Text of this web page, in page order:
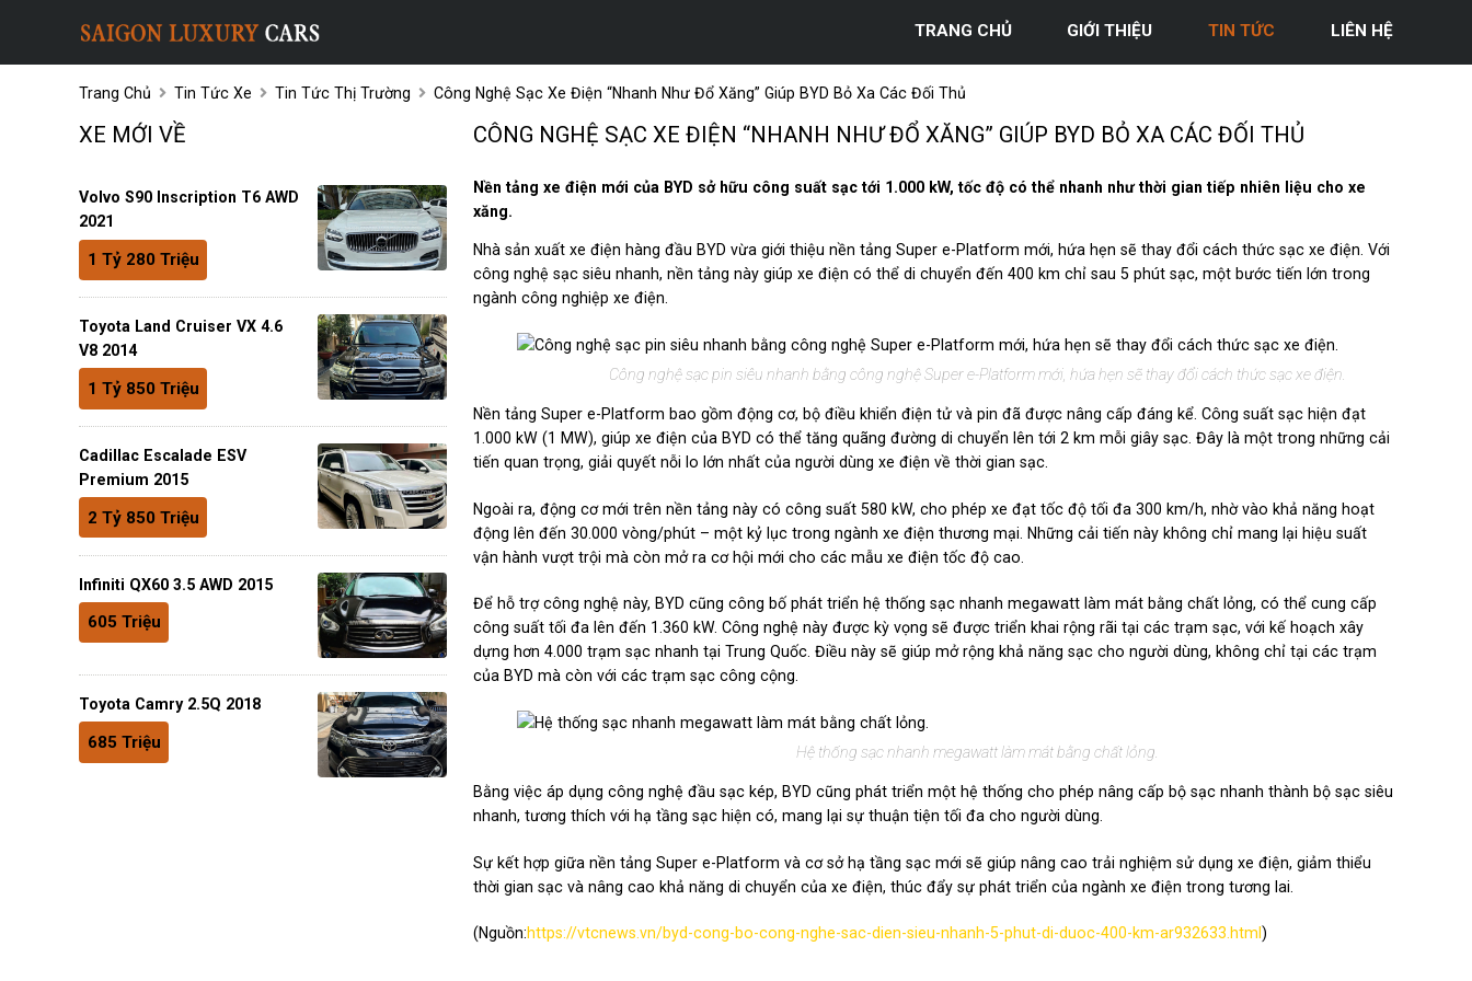
TRANG CHỦ GIỚI THIỆU TIN TỨC LIÊN HỆ
Trang Chủ Tin Tức Xe Tin Tức Thị Trường Công Nghệ Sạc Xe Điện “nhanh Như Đổ Xăng” Giúp BYD Bỏ Xa Các Đối Thủ
CÔNG NGHỆ SẠC XE ĐIỆN “NHANH NHƯ ĐỔ XĂNG” GIÚP BYD BỎ XA CÁC ĐỐI THỦ
Nền tảng xe điện mới của BYD sở hữu công suất sạc tới 1.000 kW, tốc độ có thể nhanh như thời gian tiếp nhiên liệu cho xe
xăng.
Nhà sản xuất xe điện hàng đầu BYD vừa giới thiệu nền tảng Super e-Platform mới, hứa hẹn sẽ thay đổi cách thức sạc xe điện. Với
công nghệ sạc siêu nhanh, nền tảng này giúp xe điện có thể di chuyển đến 400 km chỉ sau 5 phút sạc, một bước tiến lớn trong
ngành công nghiệp xe điện.
Công nghệ sạc pin siêu nhanh bằng công nghệ Super e-Platform mới, hứa hẹn sẽ thay đổi cách thức sạc xe điện.
Nền tảng Super e-Platform bao gồm động cơ, bộ điều khiển điện tử và pin đã được nâng cấp đáng kể. Công suất sạc hiện đạt
1.000 kW (1 MW), giúp xe điện của BYD có thể tăng quãng đường di chuyển lên tới 2 km mỗi giây sạc. Đây là một trong những cải
tiến quan trọng, giải quyết nỗi lo lớn nhất của người dùng xe điện về thời gian sạc.
Ngoài ra, động cơ mới trên nền tảng này có công suất 580 kW, cho phép xe đạt tốc độ tối đa 300 km/h, nhờ vào khả năng hoạt
động lên đến 30.000 vòng/phút – một kỷ lục trong ngành xe điện thương mại. Những cải tiến này không chỉ mang lại hiệu suất
vận hành vượt trội mà còn mở ra cơ hội mới cho các mẫu xe điện tốc độ cao.
Để hỗ trợ công nghệ này, BYD cũng công bố phát triển hệ thống sạc nhanh megawatt làm mát bằng chất lỏng, có thể cung cấp
công suất tối đa lên đến 1.360 kW. Công nghệ này được kỳ vọng sẽ được triển khai rộng rãi tại các trạm sạc, với kế hoạch xây
dựng hơn 4.000 trạm sạc nhanh tại Trung Quốc. Điều này sẽ giúp mở rộng khả năng sạc cho người dùng, không chỉ tại các trạm
của BYD mà còn với các trạm sạc công cộng.
Hệ thống sạc nhanh megawatt làm mát bằng chất lỏng.
Bằng việc áp dụng công nghệ đầu sạc kép, BYD cũng phát triển một hệ thống cho phép nâng cấp bộ sạc nhanh thành bộ sạc siêu
nhanh, tương thích với hạ tầng sạc hiện có, mang lại sự thuận tiện tối đa cho người dùng.
Sự kết hợp giữa nền tảng Super e-Platform và cơ sở hạ tầng sạc mới sẽ giúp nâng cao trải nghiệm sử dụng xe điện, giảm thiểu
thời gian sạc và nâng cao khả năng di chuyển của xe điện, thúc đẩy sự phát triển của ngành xe điện trong tương lai.
(Nguồn:https://vtcnews.vn/byd-cong-bo-cong-nghe-sac-dien-sieu-nhanh-5-phut-di-duoc-400-km-ar932633.html )
XE MỚI VỀ
Volvo S90 Inscription T6 AWD
2021
1 Tỷ 280 Triệu
Toyota Land Cruiser VX 4.6
V8 2014
1 Tỷ 850 Triệu
Cadillac Escalade ESV
Premium 2015
2 Tỷ 850 Triệu
Infiniti QX60 3.5 AWD 2015
605 Triệu
Toyota Camry 2.5Q 2018
685 Triệu